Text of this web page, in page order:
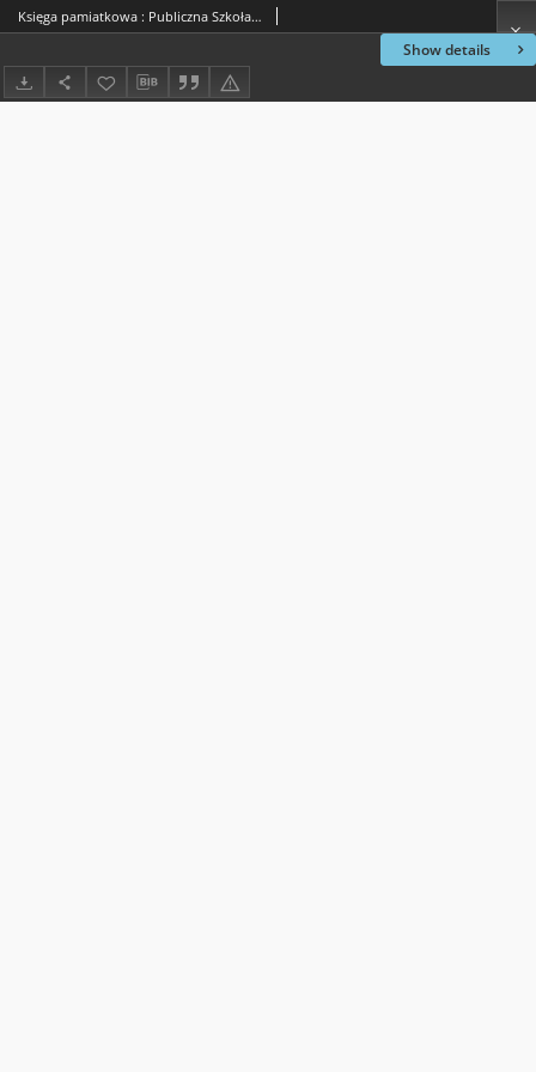
Show details
Księga pamiatkowa : Publiczna Szkoła Podstawowa im. T. Kościuszki w Jedlińsku. Rok szkolny 2007/2008